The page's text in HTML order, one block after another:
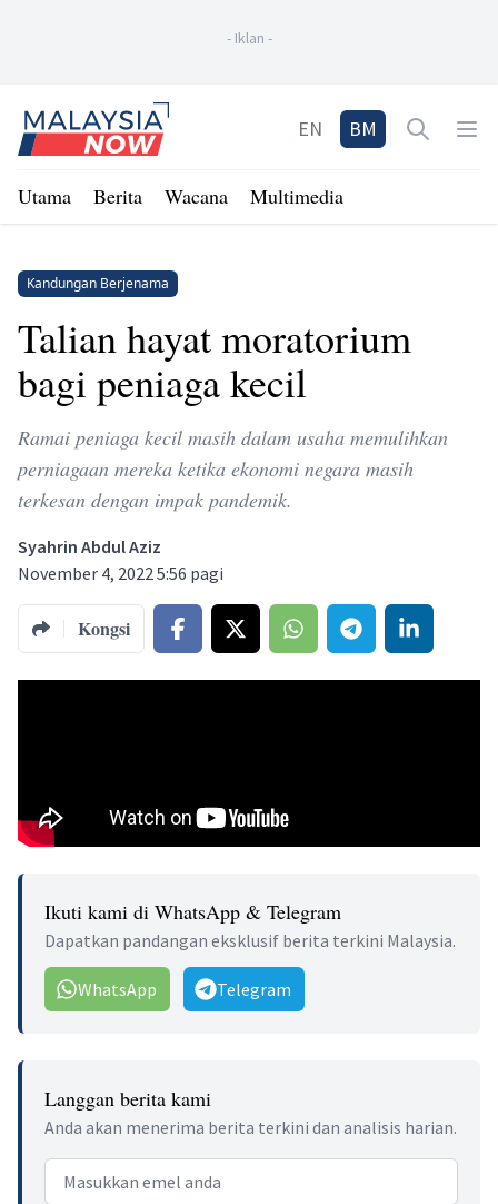
- Iklan -
Home
EN BM Open
Utama Berita Wacana Multimedia
Kandungan Berjenama
Talian hayat moratorium
bagi peniaga kecil
Ramai peniaga kecil masih dalam usaha memulihkan
perniagaan mereka ketika ekonomi negara masih
terkesan dengan impak pandemik.
Syahrin Abdul Aziz
November 4, 2022 5:56 pagi
Kongsi
Ikuti kami di WhatsApp & Telegram
Dapatkan pandangan eksklusif berita terkini Malaysia.
WhatsApp Telegram
Langgan berita kami
Anda akan menerima berita terkini dan analisis harian.
Email address